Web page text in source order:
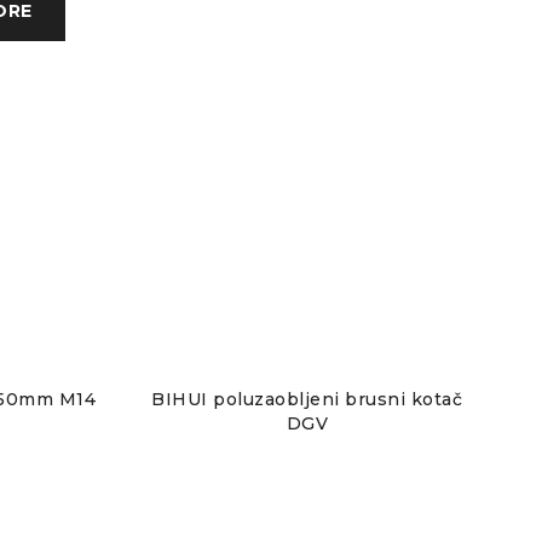
M14
BIHUI poluzaobljeni brusni kotač
DGV